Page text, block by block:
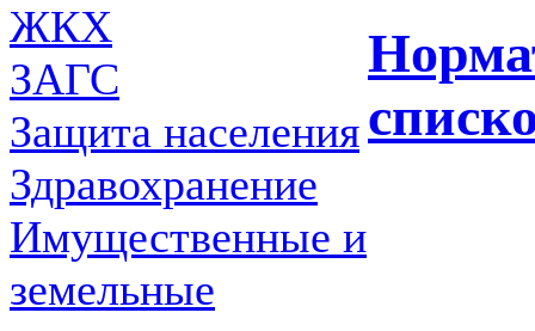
ЖКХ
ЗАГС
Защита населения
Здравохранение
Имущественные и
земельные